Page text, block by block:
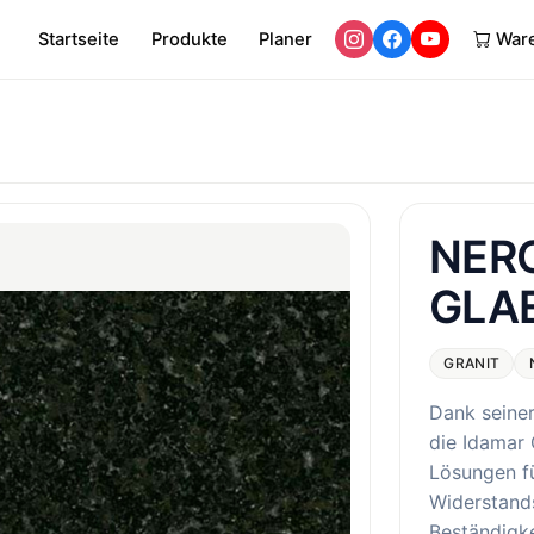
Startseite Produkte Planer
GRANIT
Dank
die Idamar
Lösungen